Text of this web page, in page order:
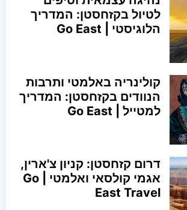
לטיול בקזחסטן: המדריך
הלוגיסטי | Go East
קולינריה באלמטי ותרבות
הנוודים בקזחסטן: המדריך
למטייל | Go East
דרום קזחסטן: קניון צ'ארין,
אגמי קולסאי ואלמטי | Go
East Travel